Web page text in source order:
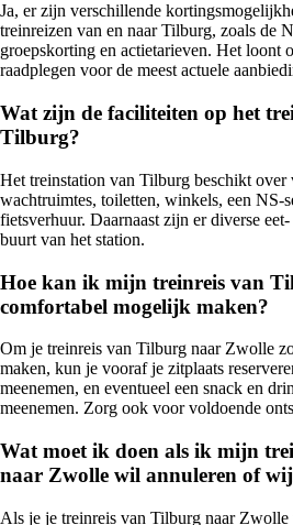
Ja, er zijn verschillende
treinreizen van en naar Tilburg, zoals de
groepskorting en actietarieven. Het loont
raadplegen voor de meest actuele
Wat zijn de faciliteiten op het
Tilburg?
Het treinstation van Tilburg beschikt over
wachtruimtes, toiletten, winkels, een NS-
fietsverhuur. Daarnaast zijn er diverse
buurt van het station.
Hoe kan ik mijn treinreis van
comfortabel mogelijk maken?
Om je treinreis van Tilburg naar Zwolle
maken, kun je vooraf je zitplaats
meenemen, en eventueel een snack en
meenemen. Zorg ook voor voldoende
Wat moet ik doen als ik mijn
naar Zwolle wil annuleren of
Als je je treinreis van Tilburg naar